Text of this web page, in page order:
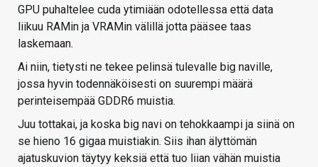
GPU puhaltelee cuda ytimiään odotellessa että data
liikuu RAMin ja VRAMin välillä jotta pääsee taas
laskemaan.
Ai niin, tietysti ne tekee pelinsä tulevalle big naville,
jossa hyvin todennäköisesti on suurempi määrä
perinteisempää GDDR6 muistia.
Juu tottakai, ja koska big navi on tehokkaampi ja siinä on
se hieno 16 gigaa muistiakin. Siis ihan älyttömän
ajatuskuvion täytyy keksiä että tuo liian vähän muistia